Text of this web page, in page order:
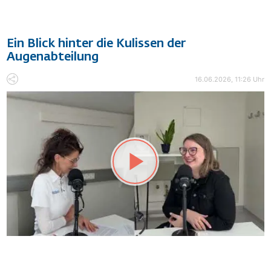
Ein Blick hinter die Kulissen der
Augenabteilung
16.06.2026, 11:26 Uhr